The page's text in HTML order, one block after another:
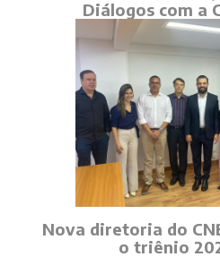
Diálogos com a
Nova diretoria do
o triênio